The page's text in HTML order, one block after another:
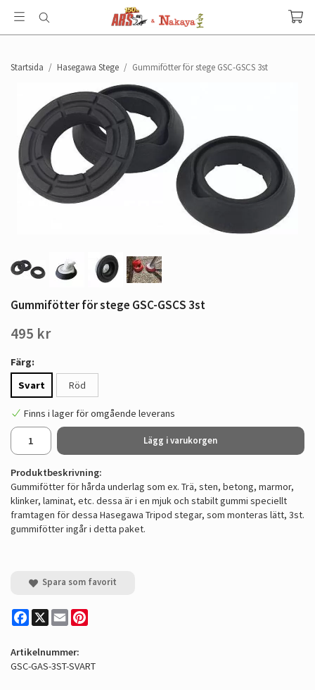
Startsida / Hasegawa Stege / Gummifötter för stege GSC-GSCS 3st
Gummifötter för stege GSC-GSCS 3st
495 kr
Färg:
Svart
Röd
Finns i lager för omgående leverans
Lägg i varukorgen
Produktbeskrivning:
Gummifötter för hårda underlag som ex. Trä, sten, betong, marmor,
klinker, laminat, etc. dessa är i en mjuk och stabilt gummi speciellt
framtagen för dessa Hasegawa Tripod stegar, som monteras lätt, 3st.
gummifötter ingår i detta paket.
Spara som favorit
Facebook
X Email
Artikelnummer:
GSC-GAS-3ST-SVART